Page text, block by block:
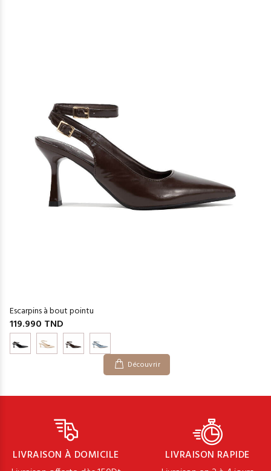
Escarpins à bout pointu
119.990 TND
Découvrir
LIVRAISON À DOMICILE
LIVRAISON RAPIDE